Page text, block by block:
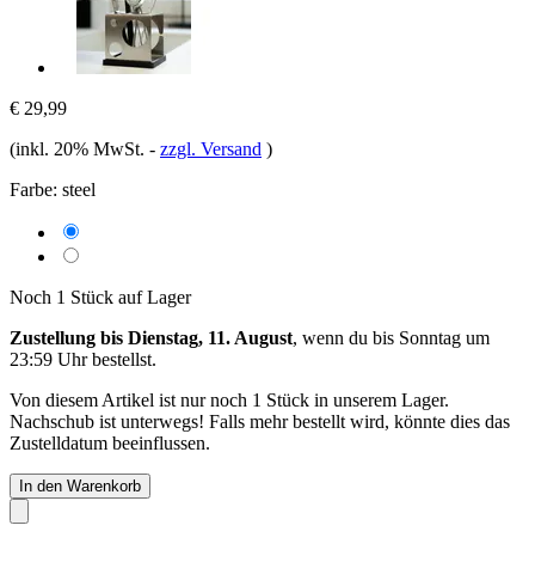
€ 29,99
(inkl. 20% MwSt. - zzgl. Versand )
Farbe: steel
Noch 1 Stück auf Lager
Zustellung bis Dienstag, 11. August, wenn du bis Sonntag um
23:59 Uhrbestellst.
Von diesem Artikel ist nur noch 1 Stück in unserem Lager.
Nachschub ist unterwegs! Falls mehr bestellt wird, könnte dies das
Zustelldatum beeinflussen.
In den Warenkorb